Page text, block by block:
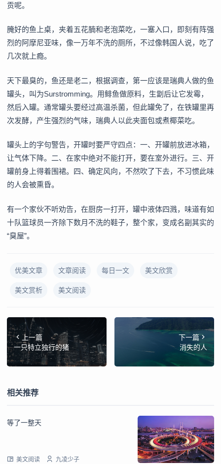
贡呢。
腌好的鱼上桌，夹着五花腩和老泡菜吃，一塞入口，即刻有阵强
烈的阿摩尼亚味，像一万年不洗的厕所，不过像韩国人说，吃了
几次就上瘾。
天下最臭的，鱼还是老二，根据调查，第一应该是瑞典人做的鱼
罐头，叫为Surstromming。用鲱鱼做原料，生劏后让它发霉，
然后入罐。通常罐头要经过高温杀菌，但此罐免了，在铁罐里再
次发酵，产生强烈的气味，瑞典人以此夹面包或煮椰菜吃。
罐头上的字句警告，开罐时要严守四点：一、开罐前放进冰箱，
让气体下降。二、在家中绝对不能打开，要在室外进行。三、开
罐前身上得着围裙。四、确定风向，不然吹了下去，不习惯此味
的人会被熏昏。
有一个家伙不听劝告，在厨房一打开，罐中液体四溅，味道有如
十队篮球员一齐除下数月不洗的鞋子，整个家，变成名副其实的
“臭屋”。
优美文章 文章阅读 每日一文 美文欣赏
美文赏析 美文阅读
上一篇
一只特立独行的猪
下一篇
消失的人
相关推荐
等了一整天
美文阅读 九凌少子